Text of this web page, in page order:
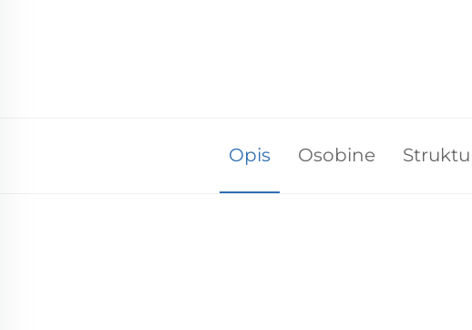
Opis Osobine